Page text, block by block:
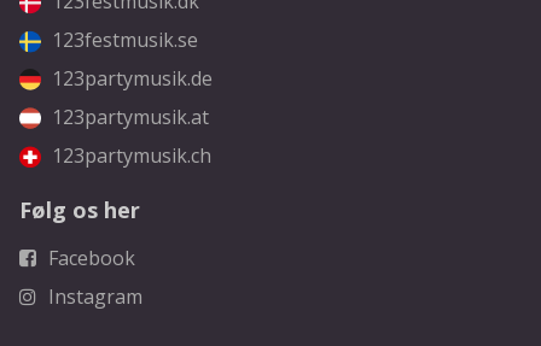
123festmusik.se
123partymusik.de
123partymusik.at
123partymusik.ch
Følg os her
Facebook
Instagram